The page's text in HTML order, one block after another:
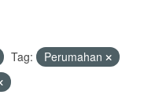
Tag:
Perumahan